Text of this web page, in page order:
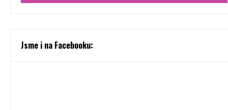
Jsme i na Facebooku: